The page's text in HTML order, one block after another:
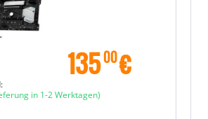
13500€
in 1-2 Werktagen)